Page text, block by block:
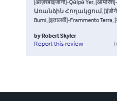
[आज़रबाइजानी]-Qəlpə Yer, [आयरिश]-
Առանձին Հողակցում,
Bumi, [इतालवी]-Frammento Terra,
by Robert Skyler
Report this review